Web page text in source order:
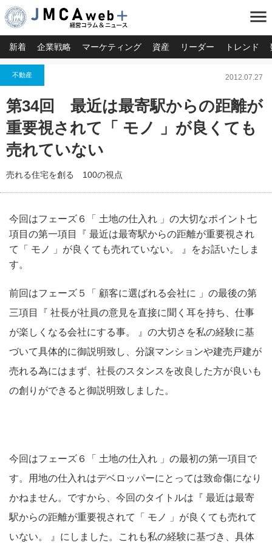
menu
新着 企業戦略 マーケティング 資産 リーダー トレンド
不動産 2012.07.27
第34回 最近は最寄駅からの距離が
重要視されて「 モノ 」が良くても
売れていない
売れる住宅を創る 100の視点
今回はフェーズ６「 土地の仕入れ 」の大切なポイント七
項目の第一項目『 最近は最寄駅からの距離が重要視され
て「 モノ 」が良くても売れていない。 』をお話いたしま
す。
前回はフェーズ５「 顧客に選ばれる会社に 」の最後の第
三項目『 社長が社員の意見を直接に聞く耳を持ち、仕事
が楽しくなる会社にする事。 』の大切さを私の経験に基
づいて具体的に御説明致し、分譲マンションや建売戸建が
売れる為にはまず、社長のスタンスを改良した方が良いも
の創りができると御説明致しました。
今回はフェーズ６「 土地の仕入れ 」の最初の第一項目で
す。用地の仕入れはデベロッパーにとっては致命傷になり
かねません。ですから、今回のタイトルは『 最近は最寄
駅からの距離が重要視されて「 モノ 」が良くても売れて
いない。 』にしました。これも私の経験に基づき、具体